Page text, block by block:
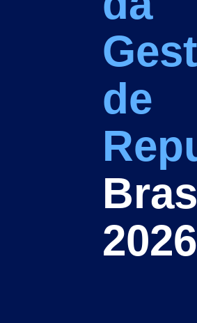
de
2026